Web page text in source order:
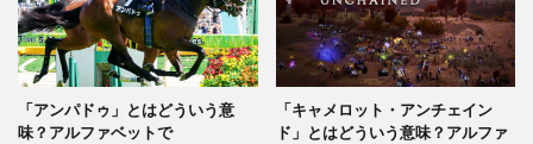
「アンパドゥ」とはどういう意
味？アルファベットで
「キャメロット・アンチェイン
ド」とはどういう意味？アルファ